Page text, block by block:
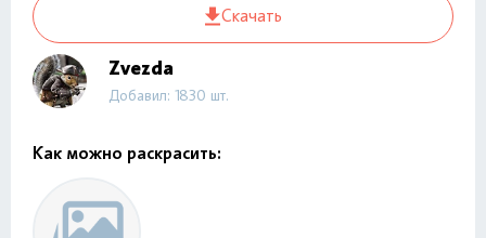
Скачать
Zvezda
Добавил: 1830 шт.
Как можно раскрасить: